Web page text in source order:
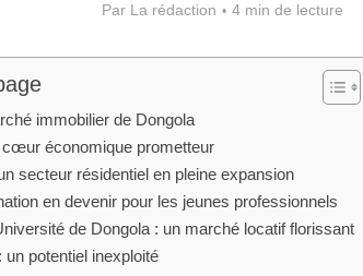
Par La rédaction 4 min de lecture
immobilier de Dongola
cœur économique prometteur
secteur résidentiel en pleine expansion
en devenir pour les jeunes professionnels
de Dongola : un marché locatif florissant
potentiel inexploité